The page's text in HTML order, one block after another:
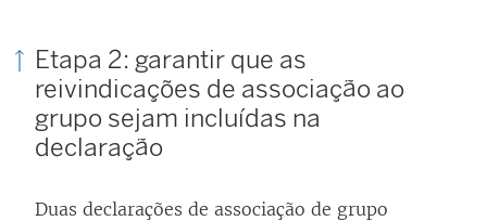
Etapa 2: garantir que as
reivindicações de associação ao
grupo sejam incluídas na
declaração
Duas declarações de associação de grupo